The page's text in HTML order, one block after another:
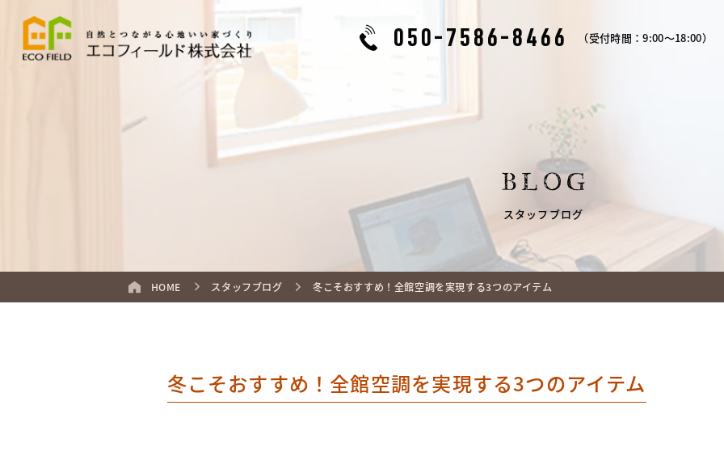
050-7586-8466 （受付時間：9:00～18:00）
BLOG
スタッフブログ
HOME スタッフブログ 冬こそおすすめ！全館空調を実現する3つのアイテム
冬こそおすすめ！全館空調を実現する3つのアイテム